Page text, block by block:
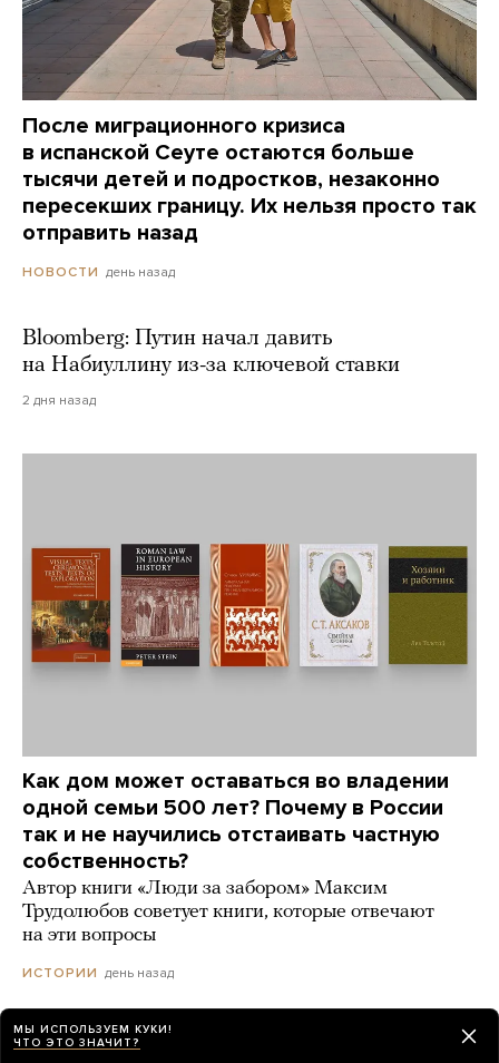
После миграционного кризиса
в испанской Сеуте остаются больше
тысячи детей и подростков, незаконно
пересекших границу. Их нельзя просто так
отправить назад
НОВОСТИ день назад
Bloomberg: Путин начал давить
на Набиуллину из-за ключевой ставки
2 дня назад
Как дом может оставаться во владении
одной семьи 500 лет? Почему в России
так и не научились отстаивать частную
собственность?
Автор книги «Люди за забором» Максим
Трудолюбов советует книги, которые отвечают
на эти вопросы
ИСТОРИИ день назад
МЫ ИСПОЛЬЗУЕМ КУКИ!
ЧТО ЭТО ЗНАЧИТ?